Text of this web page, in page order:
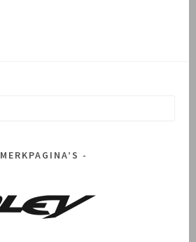
MERKPAGINA’S